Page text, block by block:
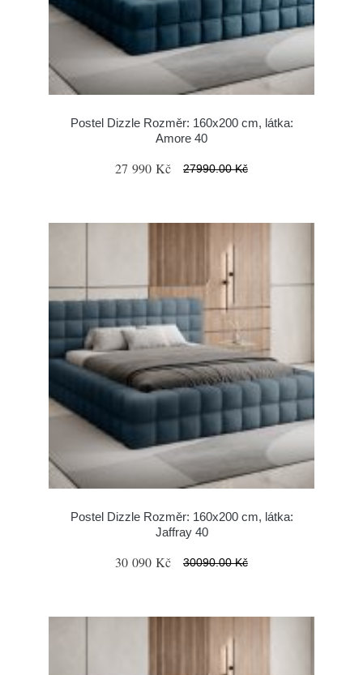
Postel Dizzle Rozměr: 160x200 cm, látka:
Amore 40
27 990 Kč 27990.00 Kč
Postel Dizzle Rozměr: 160x200 cm, látka:
Jaffray 40
30 090 Kč 30090.00 Kč